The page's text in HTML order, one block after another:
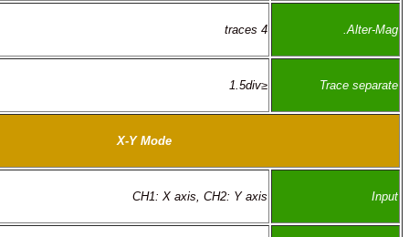
4 traces
≤1.5div
CH1: X axis, CH2: Y axis